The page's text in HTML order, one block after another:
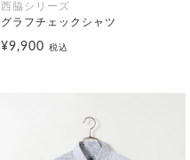
西脇シリーズ
グラフチェックシャツ
¥9,900 税込